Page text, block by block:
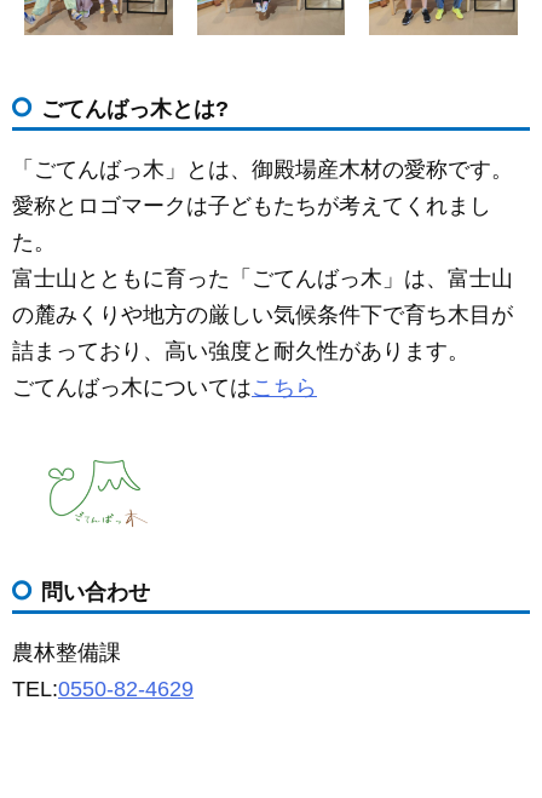
ごてんばっ木とは?
「ごてんばっ木」とは、御殿場産木材の愛称です。
愛称とロゴマークは子どもたちが考えてくれまし
た。
富士山とともに育った「ごてんばっ木」は、富士山
の麓みくりや地方の厳しい気候条件下で育ち木目が
詰まっており、高い強度と耐久性があります。
ごてんばっ木についてはこちら
問い合わせ
農林整備課
TEL:0550-82-4629